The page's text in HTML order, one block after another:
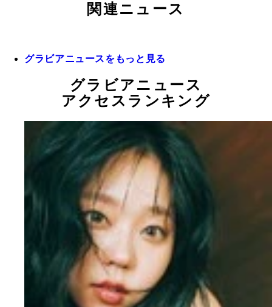
関連ニュース
グラビアニュースをもっと見る
グラビアニュース
アクセスランキング